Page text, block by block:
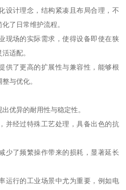
设计理念，结构紧凑且布局合理，不
了日常维护流程。
现场的实际需求，使得设备即使在狭
适配。
供了更高的扩展性与兼容性，能够根
与优化。
优异的耐用性与稳定性。
并经过特殊工艺处理，具备出色的抗
少了频繁操作带来的损耗，显著延长
运行的工业场景中尤为重要，例如电